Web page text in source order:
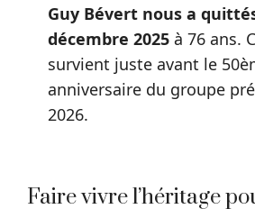
Guy Bévert nous a
décembre 2025à 76 ans.
survient juste avant le
anniversaire du groupe
2026.
Faire vivre l’héritage